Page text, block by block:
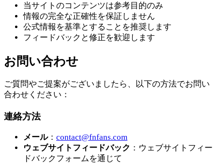
当サイトのコンテンツは参考目的のみ
情報の完全な正確性を保証しません
公式情報を基準とすることを推奨します
フィードバックと修正を歓迎します
お問い合わせ
ご質問やご提案がございましたら、以下の方法でお問い
合わせください：
連絡方法
メール： contact@fnfans.com
ウェブサイトフィードバック ：ウェブサイトフィー
ドバックフォームを通じて